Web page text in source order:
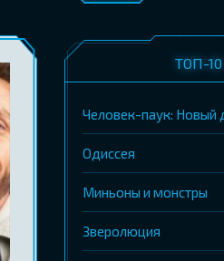
ТОП-10
Человек-паук: Новый
Одиссея
Миньоны и монстры
Зверолюция